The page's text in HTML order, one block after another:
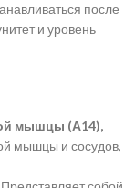
после
и уровень
мышцы (А14),
мышцы и сосудов,